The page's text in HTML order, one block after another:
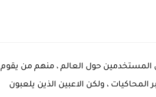
المستخدمين حول العالم ، منهم من يقوم
المحاكيات ، ولكن الاعبين الذين يلعبون